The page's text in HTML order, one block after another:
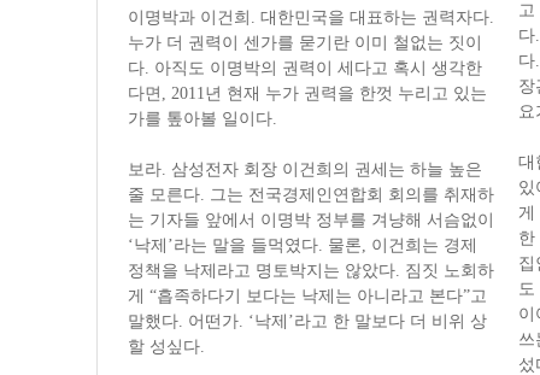
이명박과 이건희. 대한민국을 대표하는 권력자다.
누가 더 권력이 센가를 묻기란 이미 철없는 짓이
다. 아직도 이명박의 권력이 세다고 혹시 생각한
다면, 2011년 현재 누가 권력을 한껏 누리고 있는
가를 톺아볼 일이다.
보라. 삼성전자 회장 이건희의 권세는 하늘 높은
줄 모른다. 그는 전국경제인연합회 회의를 취재하
는 기자들 앞에서 이명박 정부를 겨냥해 서슴없이
‘낙제’라는 말을 들먹였다. 물론, 이건희는 경제
정책을 낙제라고 명토박지는 않았다. 짐짓 노회하
게 “흡족하다기 보다는 낙제는 아니라고 본다”고
말했다. 어떤가. ‘낙제’라고 한 말보다 더 비위 상
할 성싶다.
고
다
다
장
요
대
있
게
한
집
도
이
쓰
섰